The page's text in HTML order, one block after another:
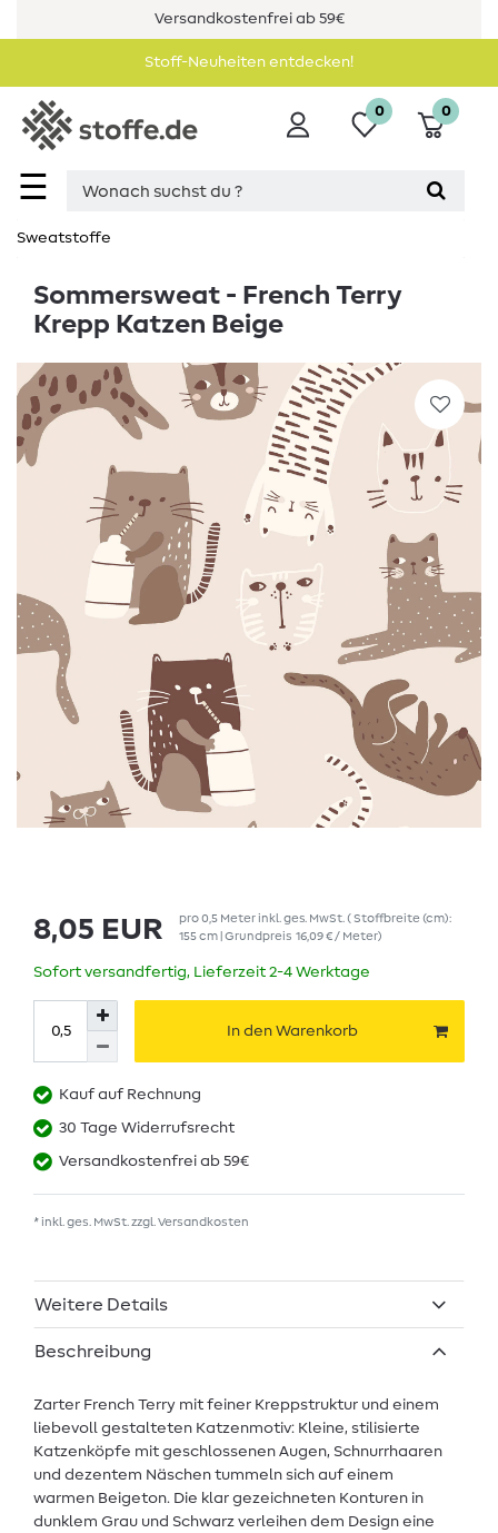
Versandkostenfrei ab 59€
Stoff-Neuheiten entdecken!
☰
0 0
Sweatstoffe
Sommersweat - French Terry
Krepp Katzen Beige
8,05 EUR pro0,5 Meter inkl. ges. MwSt.( Stoffbreite (cm):
155 cm | Grundpreis 16,09 € / Meter)
Sofort versandfertig, Lieferzeit 2-4 Werktage
In den Warenkorb
Kauf auf Rechnung
30 Tage Widerrufsrecht
Versandkostenfrei ab 59€
* inkl. ges. MwSt. zzgl.Versandkosten
Weitere Details
Beschreibung
Zarter French Terry mit feiner Kreppstruktur und einem
liebevoll gestalteten Katzenmotiv: Kleine, stilisierte
Katzenköpfe mit geschlossenen Augen, Schnurrhaaren
und dezentem Näschen tummeln sich auf einem
warmen Beigeton. Die klar gezeichneten Konturen in
dunklem Grau und Schwarz verleihen dem Design eine